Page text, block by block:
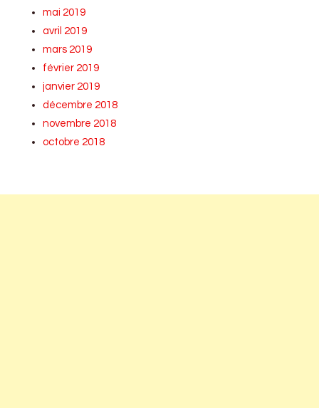
mai 2019
avril 2019
mars 2019
février 2019
janvier 2019
décembre 2018
novembre 2018
octobre 2018